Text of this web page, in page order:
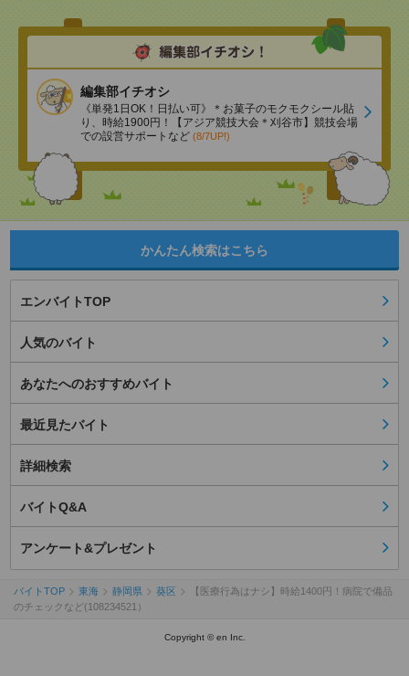
編集部イチオシ
《単発1日OK！日払い可》＊お菓子のモクモクシール貼
り、時給1900円！【アジア競技大会＊刈谷市】競技会場
での設営サポートなど (8/7UP!)
かんたん検索はこちら
エンバイトTOP
人気のバイト
あなたへのおすすめバイト
最近見たバイト
詳細検索
バイトQ&A
アンケート&プレゼント
バイトTOP 東海 静岡県 葵区
【医療行為はナシ】時給1400円！病院で備品
のチェックなど(108234521）
Copyright © en Inc.